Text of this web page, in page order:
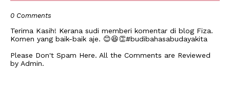
0 Comments
Terima Kasih! Kerana sudi memberi komentar di blog Fiza.
Komen yang baik-baik aje. 😊😆👏#budibahasabudayakita
Please Don't Spam Here. All the Comments are Reviewed
by Admin.